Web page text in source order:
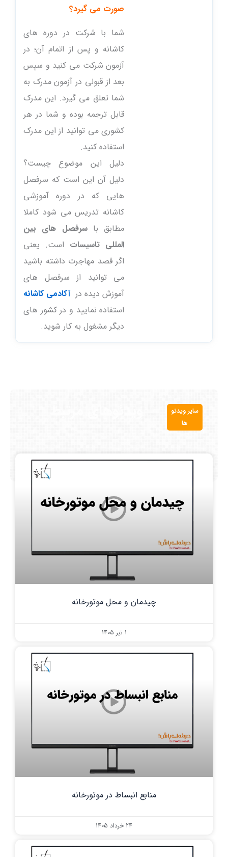
صورت می گیرد؟
شما با شرکت در دوره های
کاشانه و پس از اتمام آن؛ در
آزمون شرکت می کنید و سپس
بعد از قبولی در آزمون مدرک به
شما تعلق می گیرد. این مدرک
قابل ترجمه بوده و شما در هر
کشوری می توانید از این مدرک
استفاده کنید.
دلیل این موضوع چیست؟
دلیل آن این است که سرفصل
هایی که در دوره آموزشی
کاشانه تدریس می شود کاملا
مطابق باسرفصل های بین
المللی تاسیسات است. یعنی
اگر قصد مهاجرت داشته باشید
می توانید از سرفصل های
آموزش دیده درآکادمی کاشانه
استفاده نمایید و در کشور های
دیگر مشغول به کار شوید.
سایر ویدئو
ها
چیدمان و محل موتورخانه
1 تیر 1405
منابع انبساط در موتورخانه
24 خرداد 1405